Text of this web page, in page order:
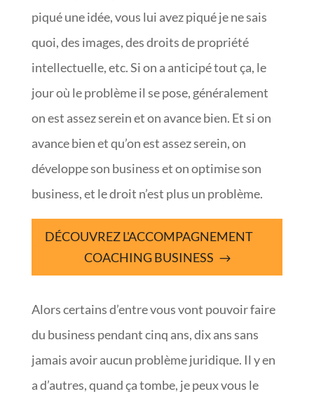
piqué une idée, vous lui avez piqué je ne sais
quoi, des images, des droits de propriété
intellectuelle, etc. Si on a anticipé tout ça, le
jour où le problème il se pose, généralement
on est assez serein et on avance bien. Et si on
avance bien et qu’on est assez serein, on
développe son business et on optimise son
business, et le droit n’est plus un problème.
DÉCOUVREZ L'ACCOMPAGNEMENT
COACHING BUSINESS
Alors certains d’entre vous vont pouvoir faire
du business pendant cinq ans, dix ans sans
jamais avoir aucun problème juridique. Il y en
a d’autres, quand ça tombe, je peux vous le